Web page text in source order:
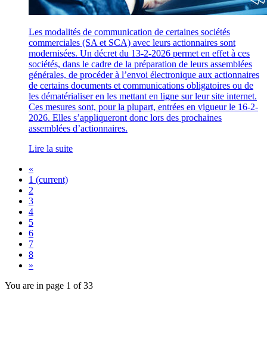
Les modalités de communication de certaines sociétés
commerciales (SA et SCA) avec leurs actionnaires sont
modernisées. Un décret du 13-2-2026 permet en effet à ces
sociétés, dans le cadre de la préparation de leurs assemblées
générales, de procéder à l’envoi électronique aux actionnaires
de certains documents et communications obligatoires ou de
les dématérialiser en les mettant en ligne sur leur site internet.
Ces mesures sont, pour la plupart, entrées en vigueur le 16-2-
2026. Elles s’appliqueront donc lors des prochaines
assemblées d’actionnaires.
Lire la suite
«
1 (current)
2
3
4
5
6
7
8
»
You are in page 1 of 33